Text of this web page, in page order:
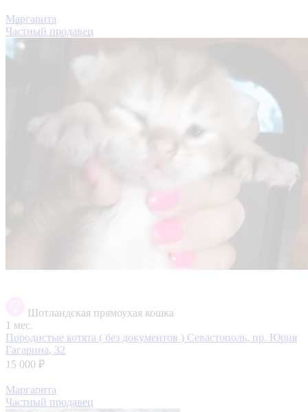
Маргарита
Частный продавец
Шотландская прямоухая кошка
1 мес.
Породистые котята ( без документов ) Севастополь, пр. Юрия
Гагарина, 32
15 000 ₽
Маргарита
Частный продавец